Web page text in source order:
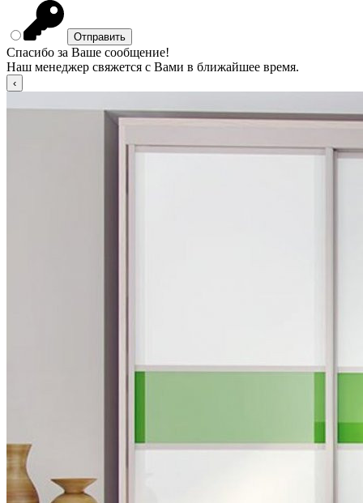
Спасибо за Ваше сообщение!
Наш менеджер свяжется с Вами в ближайшее время.